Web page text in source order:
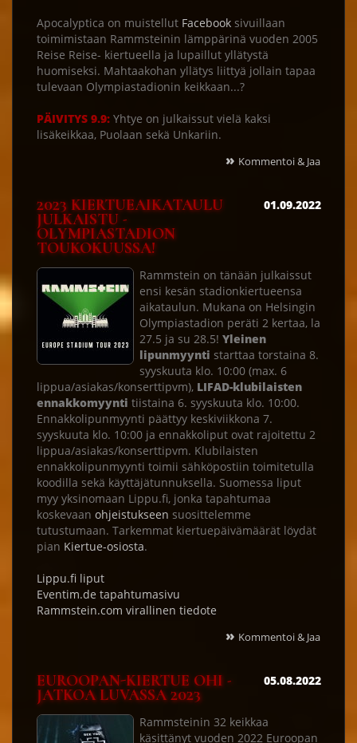
Apocalyptica on muistellut Facebook sivuillaan
toimimistaan Rammsteinin lämppärinä vuoden 2005
Reise Reise- kiertueella ja lupaillut yllätystä
huomiseksi. Mahtaakohan yllätys liittyä jollain tapaa
tulevaan Olympiastadionin keikkaan...?
PÄIVITYS 9.9: Yhtye on julkaissut vielä kaksi
lisäkeikkaa, Puolaan sekä Unkariin.
» Kommentoi & Jaa
2023 KIERTUEAIKATAULU
JULKAISTU -
OLYMPIASTADION
TOUKOKUUSSA!
01.09.2022
Rammstein on tänään julkaissut
ensi kesän stadionkiertueensa
aikataulun. Mukana on Helsingin
Olympiastadion peräti 2 kertaa, la
27.5 ja su 28.5! Yleinen
lipunmyynti starttaa torstaina 8.
syyskuuta klo. 10:00 (max. 6
lippua/asiakas/konserttipvm), LIFAD-klubilaisten
ennakkomyynti tiistaina 6. syyskuuta klo. 10:00.
Ennakkolipunmyynti päättyy keskiviikkona 7.
syyskuuta klo. 10:00 ja ennakkoliput ovat rajoitettu 2
lippua/asiakas/konserttipvm. Klubilaisten
ennakkolipunmyynti toimii sähköpostiin toimitetulla
koodilla sekä käyttäjätunnuksella. Suomessa liput
myy yksinomaan Lippu.fi, jonka tapahtumaa
koskevaan ohjeistukseen suosittelemme
tutustumaan. Tarkemmat kiertuepäivämäärät löydät
pian Kiertue-osiosta.
Lippu.fi liput
Eventim.de tapahtumasivu
Rammstein.com virallinen tiedote
» Kommentoi & Jaa
EUROOPAN-KIERTUE OHI -
JATKOA LUVASSA 2023
05.08.2022
Rammsteinin 32 keikkaa
käsittänyt vuoden 2022 Euroopan